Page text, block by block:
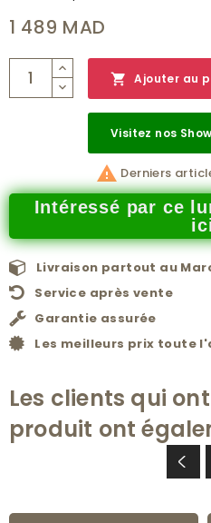
1 489 MAD
 Ajouter au
Visitez nos
 Derniers
Intéressé par ce
Livraison partout au
Service après vente
Garantie assurée
Les meilleurs prix toute
Les clients qui
produit ont